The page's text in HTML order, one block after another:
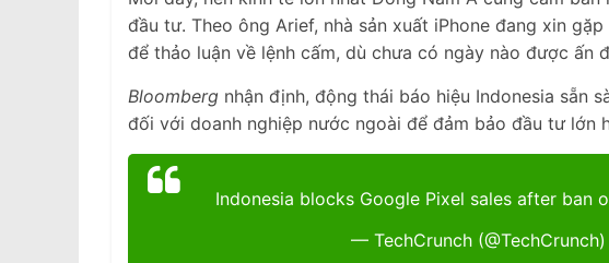
đầu tư. Theo ông Arief, nhà sản xuất iPhone đang xin
để thảo luận về lệnh cấm, dù chưa có ngày nào được ấn
Bloomberg nhận định, động thái báo hiệu Indonesia sẵn
đối với doanh nghiệp nước ngoài để đảm bảo đầu tư lớn
Indonesia blocks Google Pixel sales after ban
— TechCrunch (@TechCrunch)